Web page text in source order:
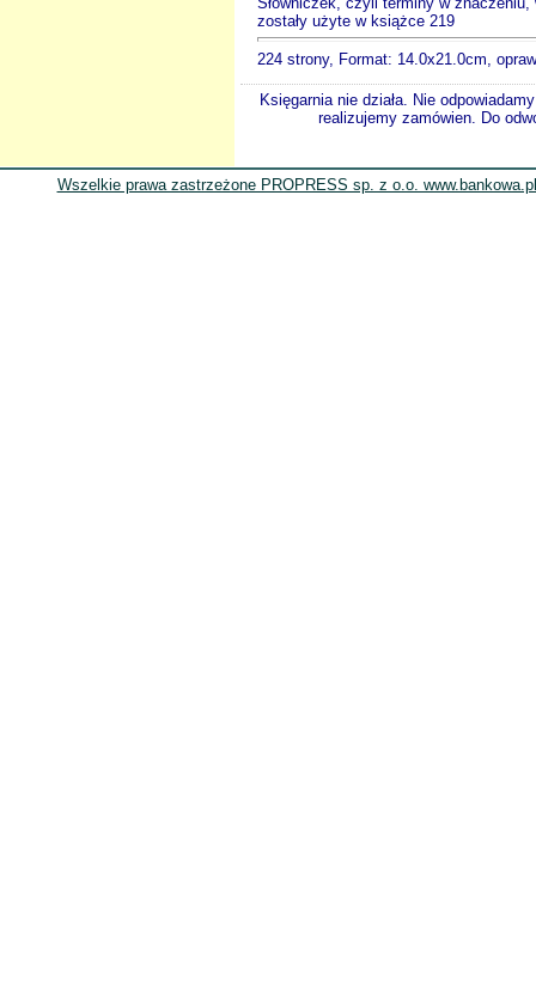
zostały użyte w książce 219
224 strony, Format: 14.0x21.0cm,
Księgarnia nie działa. Nie
realizujemy zamówien. Do
Wszelkie prawa zastrzeżone PROPRESS sp. z o.o.